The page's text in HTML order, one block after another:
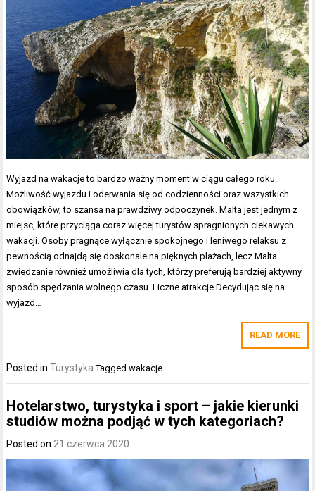
Wyjazd na wakacje to bardzo ważny moment w ciągu całego roku.
Możliwość wyjazdu i oderwania się od codzienności oraz wszystkich
obowiązków, to szansa na prawdziwy odpoczynek. Malta jest jednym z
miejsc, które przyciąga coraz więcej turystów spragnionych ciekawych
wakacji. Osoby pragnące wyłącznie spokojnego i leniwego relaksu z
pewnością odnajdą się doskonale na pięknych plażach, lecz Malta
zwiedzanie również umożliwia dla tych, którzy preferują bardziej aktywny
sposób spędzania wolnego czasu. Liczne atrakcje Decydując się na
wyjazd…
READ MORE
Posted inTurystyka Taggedwakacje
Hotelarstwo, turystyka i sport – jakie kierunki
studiów można podjąć w tych kategoriach?
Posted on 21 czerwca 2020